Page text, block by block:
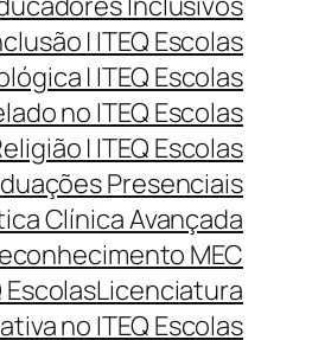
| ITEQ Escolas
| ITEQ Escolas
no ITEQ Escolas
| ITEQ Escolas
Presenciais
Clínica Avançada
MEC
EscolasLicenciatura
no ITEQ Escolas